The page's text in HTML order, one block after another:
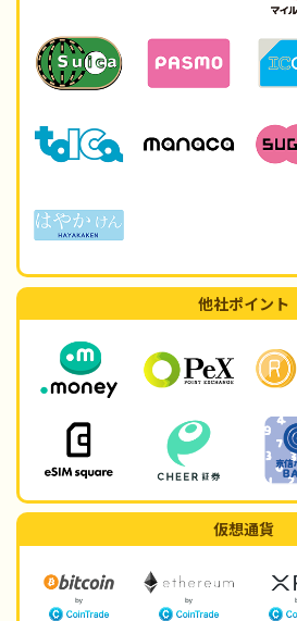
他社ポイント
仮想通貨